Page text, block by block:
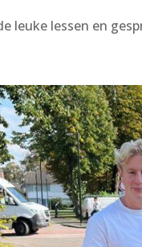
leuke lessen en